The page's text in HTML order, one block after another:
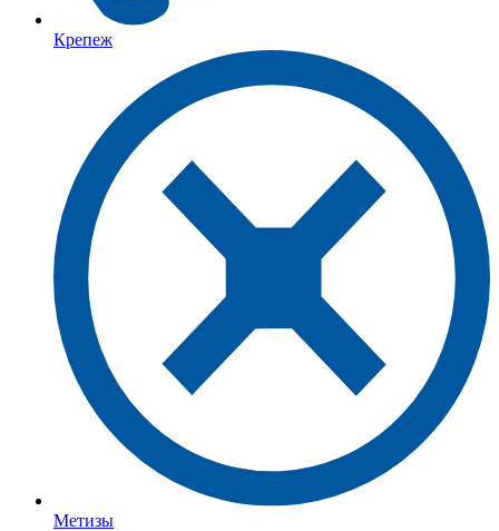
Крепеж
Метизы